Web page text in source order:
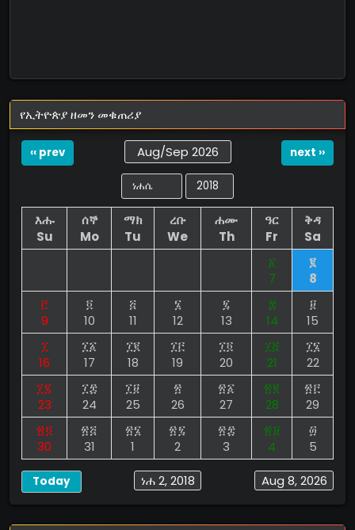
የኢትዮጵያ ዘመን መቁጠሪያ
‹‹ prev Aug/Sep 2026 next ››
እሑ
Su
ሰኞ
Mo
ማክ
Tu
ረቡ
We
ሐሙ
Th
ዓር
Fr
ቅዳ
Sa
፩
7
፪
8
፫
9
፬
10
፭
11
፮
12
፯
13
፰
14
፱
15
፲
16
፲፩
17
፲፪
18
፲፫
19
፲፬
20
፲፭
21
፲፮
22
፲፯
23
፲፰
24
፲፱
25
፳
26
፳፩
27
፳፪
28
፳፫
29
፳፬
30
፳፭
31
፳፮
1
፳፯
2
፳፰
3
፳፱
4
፴
5
Aug 8, 2026
ነሐ 2, 2018
Today